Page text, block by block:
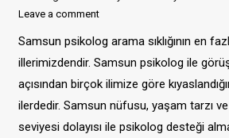
Leave a comment
Samsun psikolog arama sıklığının en
illerimizdendir. Samsun psikolog ile
açısından birçok ilimize göre
ilerdedir. Samsun nüfusu, yaşam tarzı
seviyesi dolayısı ile psikolog desteği